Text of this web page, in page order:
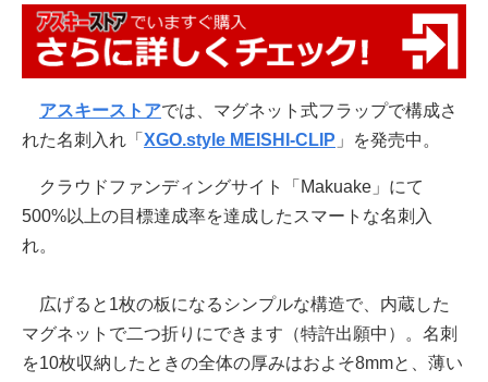
アスキーストアでは、マグネット式フラップで構成さ
れた名刺入れ「 XGO.style MEISHI-CLIP 」を発売中。
クラウドファンディングサイト「Makuake」にて
500%以上の目標達成率を達成したスマートな名刺入
れ。
広げると1枚の板になるシンプルな構造で、内蔵した
マグネットで二つ折りにできます（特許出願中）。名刺
を10枚収納したときの全体の厚みはおよそ8mmと、薄い